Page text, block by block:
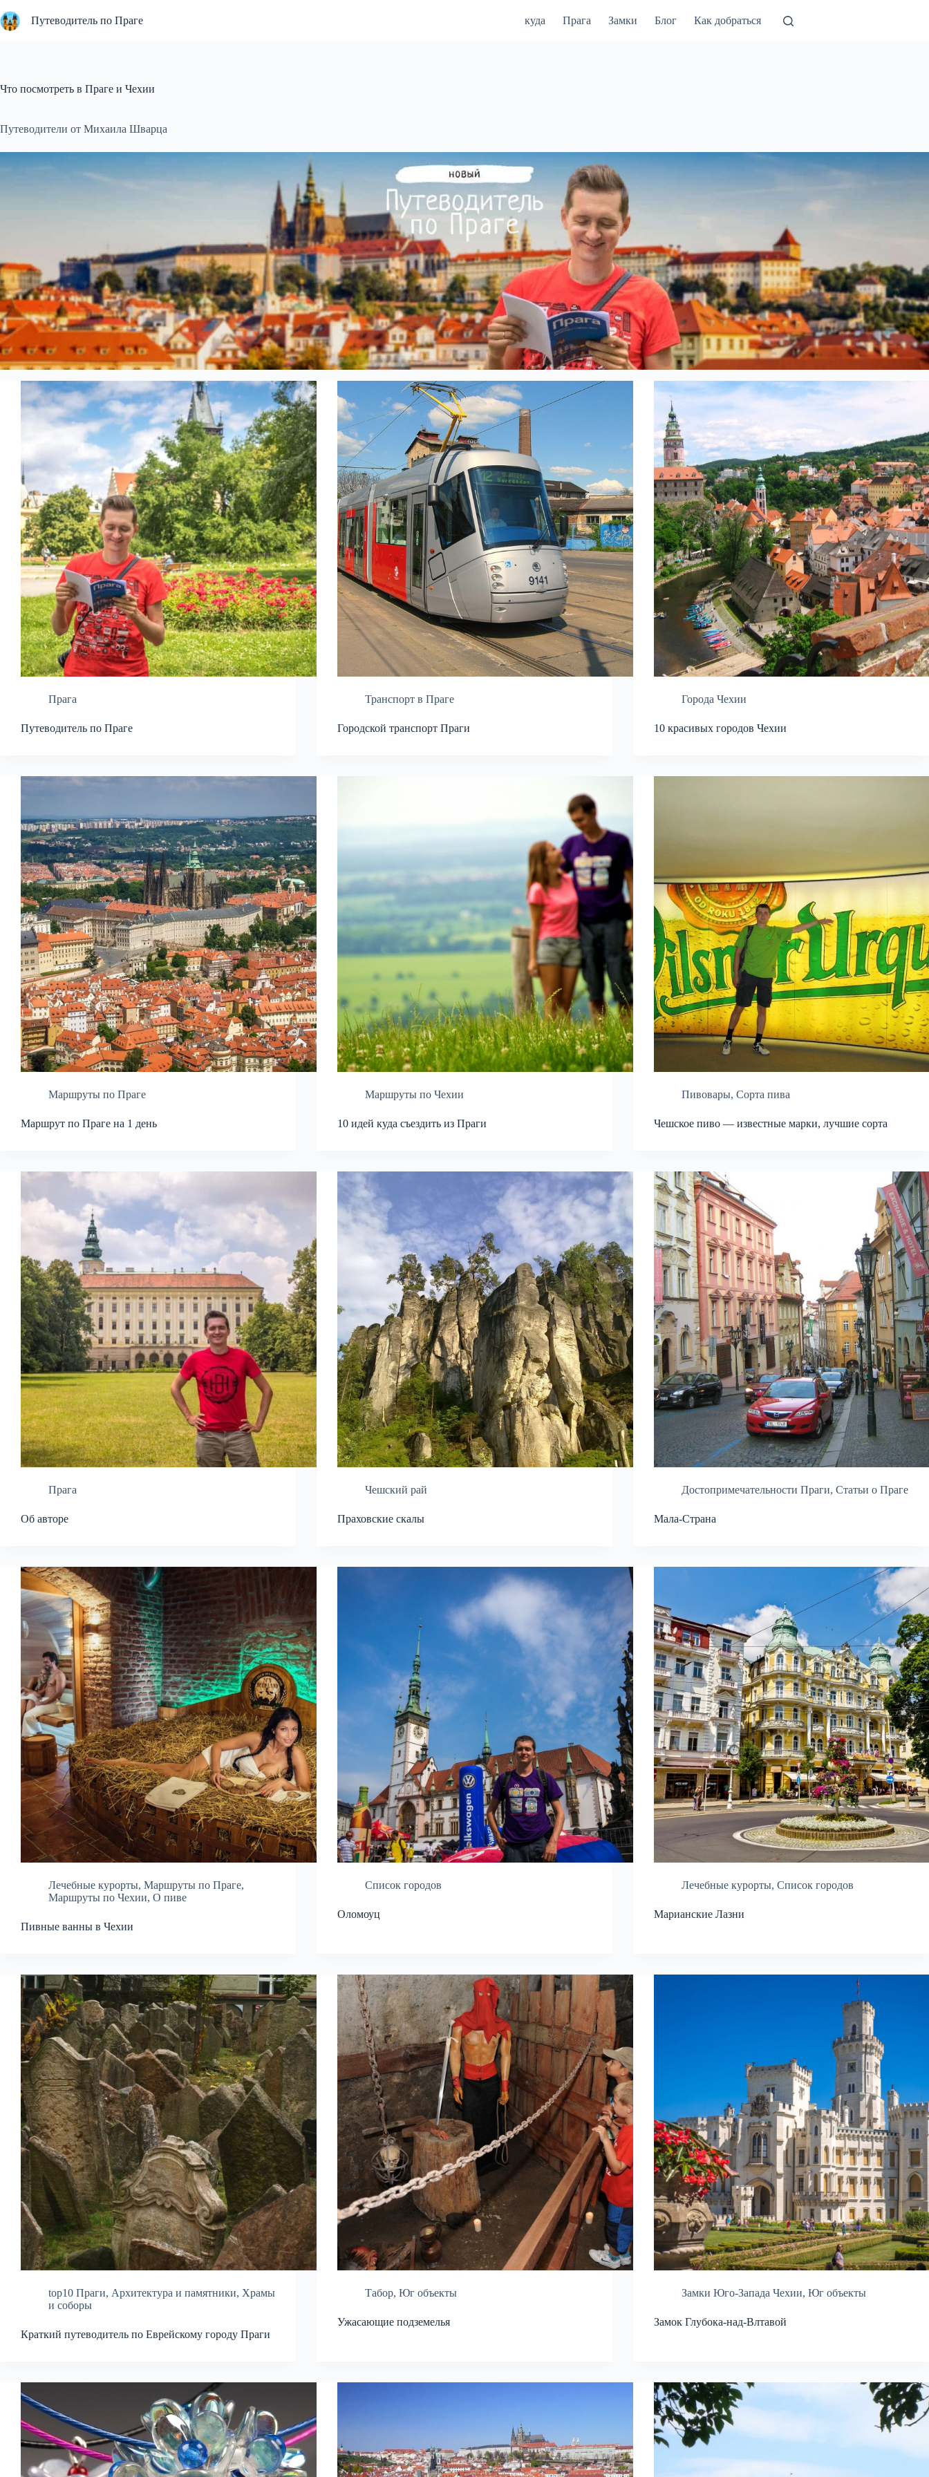
к
сути
Путеводитель по Праге куда Прага Замки Блог Как добраться
Что посмотреть в Праге и Чехии
Путеводители от Михаила Шварца
Прага
Путеводитель по Праге
Транспорт в Праге
Городской транспорт Праги
Города Чехии
10 красивых городов Чехии
Маршруты по Праге
Маршрут по Праге на 1 день
Маршруты по Чехии
10 идей куда съездить из Праги
Пивовары, Сорта пива
Чешское пиво — известные марки, лучшие сорта
Прага
Об авторе
Чешский рай
Праховские скалы
Достопримечательности Праги, Статьи о Праге
Мала-Страна
Лечебные курорты, Маршруты по Праге,
Маршруты по Чехии, О пиве
Пивные ванны в Чехии
Список городов
Оломоуц
Лечебные курорты, Список городов
Марианские Лазни
top10 Праги, Архитектура и памятники, Храмы
и соборы
Краткий путеводитель по Еврейскому городу Праги
Табор, Юг объекты
Ужасающие подземелья
Замки Юго-Запада Чехии, Юг объекты
Замок Глубока-над-Влтавой